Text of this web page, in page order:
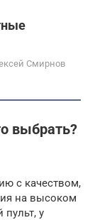
Смирнов
выбрать?
с качеством,
на высоком
пульт, у